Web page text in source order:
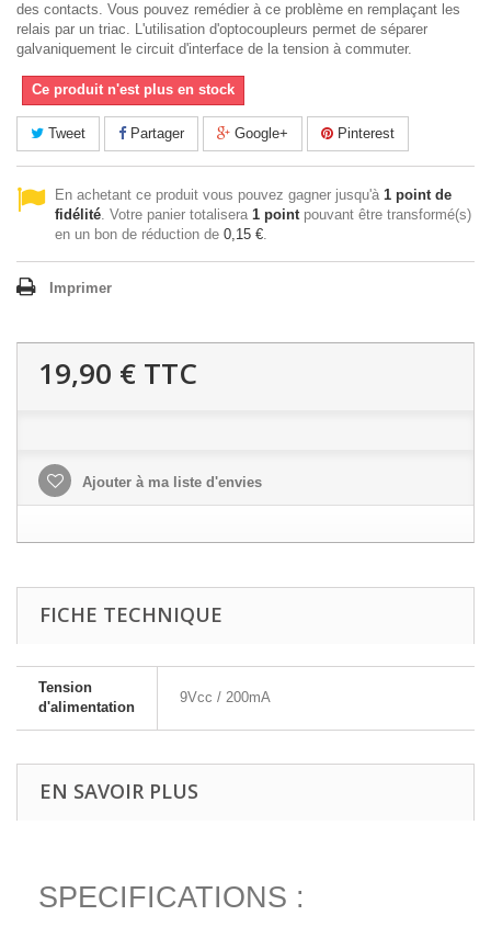
des contacts. Vous pouvez remédier à ce problème en remplaçant les
relais par un triac. L'utilisation d'optocoupleurs permet de séparer
galvaniquement le circuit d'interface de la tension à commuter.
Ce produit n'est plus en stock
Tweet Partager Google+ Pinterest
En achetant ce produit vous pouvez gagner jusqu'à 1 point de
fidélité. Votre panier totalisera 1 pointpouvant être transformé(s)
en un bon de réduction de 0,15 €.
Imprimer
19,90 € TTC
Ajouter à ma liste d'envies
FICHE TECHNIQUE
Tension
d'alimentation
9Vcc / 200mA
EN SAVOIR PLUS
SPECIFICATIONS :